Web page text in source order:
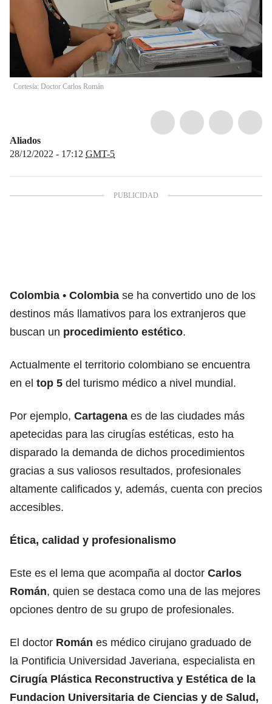
Cortesía: Doctor Carlos Román
Aliados
28/12/2022 - 17:12 GMT-5
Colombia Colombia se ha convertido uno de los
destinos más llamativos para los extranjeros que
buscan un procedimiento estético.
Actualmente el territorio colombiano se encuentra
en el top 5 del turismo médico a nivel mundial.
Por ejemplo, Cartagena es de las ciudades más
apetecidas para las cirugías estéticas, esto ha
disparado la demanda de dichos procedimientos
gracias a sus valiosos resultados, profesionales
altamente calificados y, además, cuenta con precios
accesibles.
Ética, calidad y profesionalismo
Este es el lema que acompaña al doctor Carlos
Román, quien se destaca como una de las mejores
opciones dentro de su grupo de profesionales.
El doctor Román es médico cirujano graduado de
la Pontificia Universidad Javeriana, especialista en
Cirugía Plástica Reconstructiva y Estética de la
Fundacion Universitaria de Ciencias y de Salud,